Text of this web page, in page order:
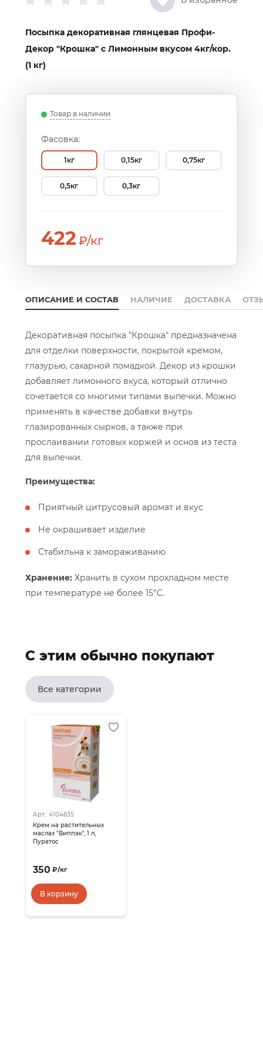
Посыпка декоративная глянцевая Профи-
Декор "Крошка" с Лимонным вкусом 4кг/кор.
(1 кг)
Товар в наличии
Фасовка:
1кг 0,15кг 0,75кг
0,5кг 0,3кг
422₽/кг
ОПИСАНИЕ И СОСТАВ НАЛИЧИЕ ДОСТАВКА
Декоративная посыпка "Крошка" предназначена
для отделки поверхности, покрытой кремом,
глазурью, сахарной помадкой. Декор из крошки
добавляет лимонного вкуса, который отлично
сочетается со многими типами выпечки. Можно
применять в качестве добавки внутрь
глазированных сырков, а также при
прослаивании готовых коржей и основ из теста
для выпечки.
Преимущества:
Приятный цитрусовый аромат и вкус
Не окрашивает изделие
Стабильна к замораживанию
Хранение: Хранить в сухом прохладном месте
при температуре не более 15°C.
С этим обычно покупают
Все категории
Арт.: 4104635
Крем на растительных
маслах "Виппак", 1 л,
Пуратос
350 ₽/кг
В корзину